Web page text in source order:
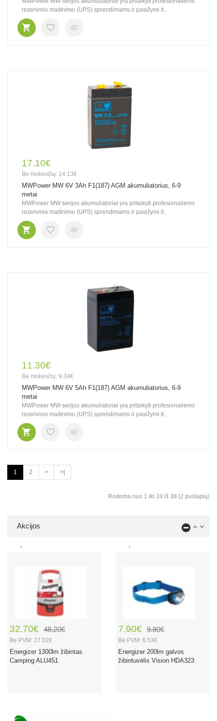
rezervinio maitinimo (UPS) sprendimams ir pasižymi it..
17.10€
Be mokesčių: 14.13€
MWPower MW 6V 3Ah F1(187) AGM akumuliatorius, 6-9
metai
MWPower MW serijos akumuliatoriai yra pritaikyti profesionaliems
rezervinio maitinimo (UPS) sprendimams ir pasižymi it..
11.30€
Be mokesčių: 9.34€
MWPower MW 6V 5Ah F1(187) AGM akumuliatorius, 6-9
metai
MWPower MW serijos akumuliatoriai yra pritaikyti profesionaliems
rezervinio maitinimo (UPS) sprendimams ir pasižymi it..
1 2 > >|
Rodoma nuo 1 iki 24 iš 38 (2 puslapių)
Akcijos
32.70€ 48.20€
Be PVM: 27.02€
Energizer 1300lm žibintas
Camping ALU451
7.90€ 9.80€
Be PVM: 6.53€
Energizer 200lm galvos
žibintuvėlis Vision HDA323